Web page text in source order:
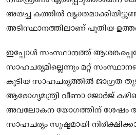
അയച്ച കത്തില്‍
അടിസ്ഥാനത്തിലാണ് പുതിയ
ഇപ്പോള്‍ സംസ്ഥാനത്ത്
സാഹചര്യമില്ലെന്നും മറ്റ്
കൂടിയ സാഹചര്യത്തില്‍ ജാഗ്രത
ആരോഗ്യമന്ത്രി വീണാ ജോര്‍ജ്
അവലോകന യോഗത്തിന് ശേഷം
സാഹചര്യം സൂഷ്മമായി